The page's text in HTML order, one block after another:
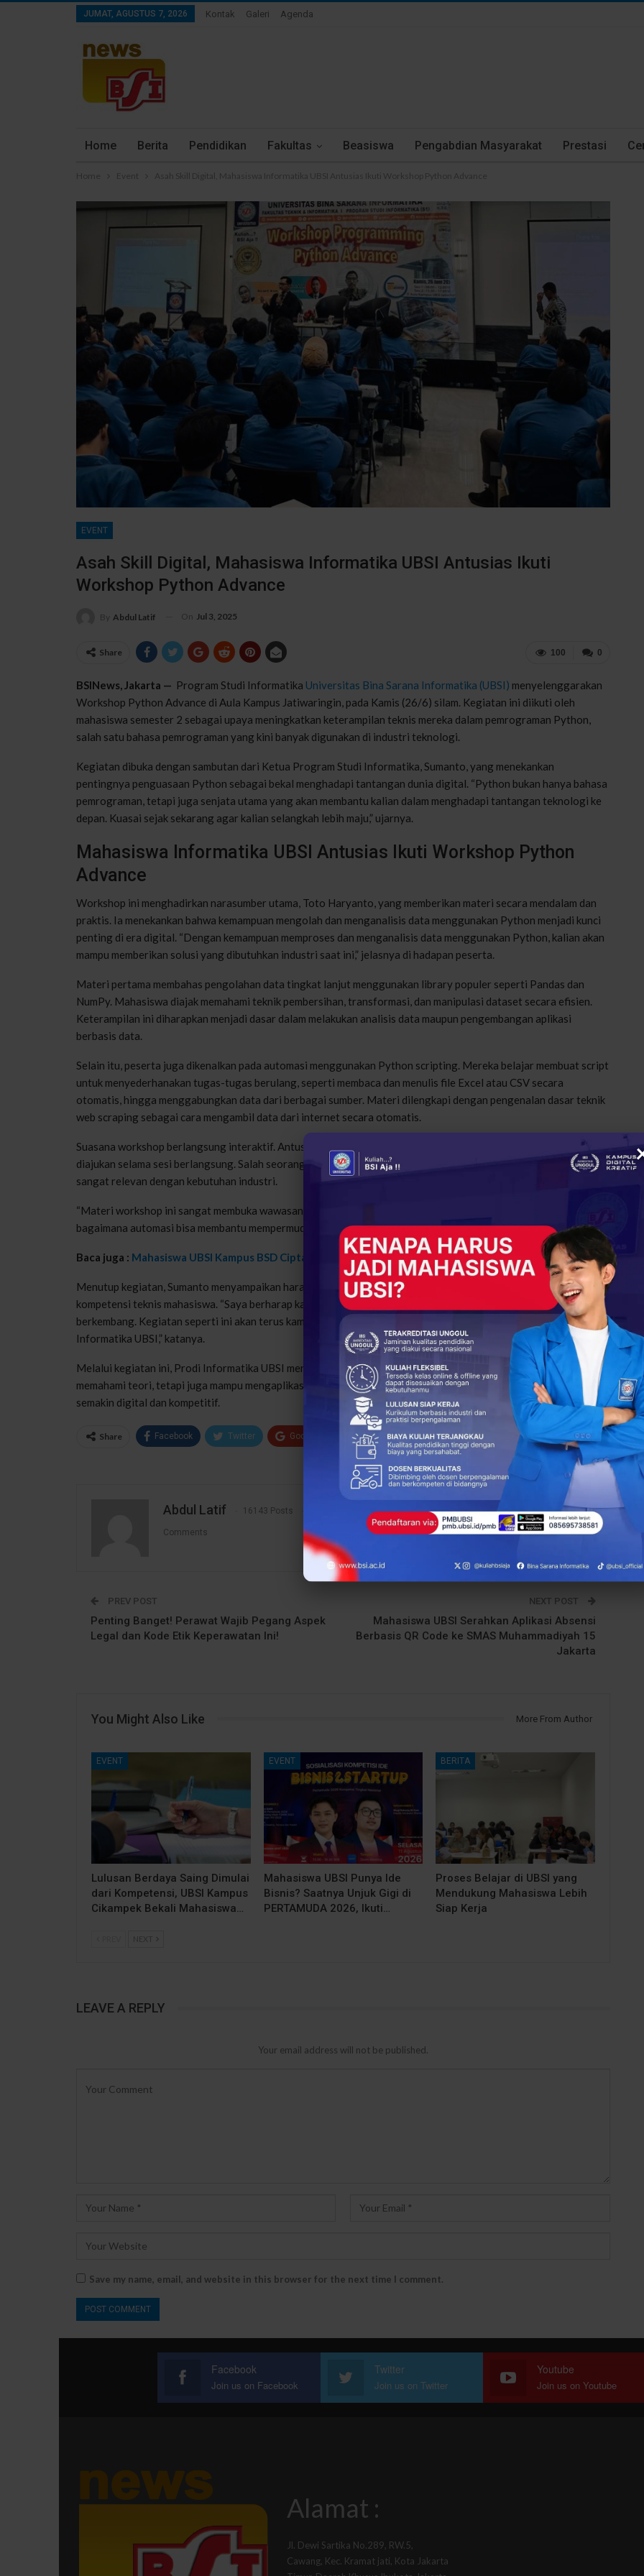
JUMAT, AGUSTUS 7, 2026 Kontak Galeri Agenda
Home Berita Pendidikan Fakultas Beasiswa Pengabdian Masyarakat Prestasi
Home Event Asah Skill Digital, Mahasiswa Informatika UBSI Antusias Ikuti Workshop Python Advance
EVENT
Asah Skill Digital, Mahasiswa Informatika UBSI Antusias Ikuti
Workshop Python Advance
By Abdul Latif On Jul 3, 2025
0
100
Share
BSINews, Jakarta — Program Studi Informatika Universitas Bina Sarana Informatika (UBSI) menyelenggarakan
Workshop Python Advance di Aula Kampus Jatiwaringin, pada Kamis (26/6) silam. Kegiatan ini diikuti oleh
mahasiswa semester 2 sebagai upaya meningkatkan keterampilan teknis mereka dalam pemrograman Python,
salah satu bahasa pemrograman yang kini banyak digunakan di industri teknologi.
Kegiatan dibuka dengan sambutan dari Ketua Program Studi Informatika, Sumanto, yang menekankan
pentingnya penguasaan Python sebagai bekal menghadapi tantangan dunia digital. “Python bukan hanya bahasa
pemrograman, tetapi juga senjata utama yang akan membantu kalian dalam menghadapi tantangan teknologi ke
depan. Kuasai sejak sekarang agar kalian selangkah lebih maju,” ujarnya.
Mahasiswa Informatika UBSI Antusias Ikuti Workshop Python
Advance
Workshop ini menghadirkan narasumber utama, Toto Haryanto, yang memberikan materi secara mendalam dan
praktis. Ia menekankan bahwa kemampuan mengolah dan menganalisis data menggunakan Python menjadi kunci
penting di era digital. “Dengan kemampuan memproses dan menganalisis data menggunakan Python, kalian akan
mampu memberikan solusi yang dibutuhkan industri saat ini,” jelasnya di hadapan peserta.
Materi pertama membahas pengolahan data tingkat lanjut menggunakan library populer seperti Pandas dan
NumPy. Mahasiswa diajak memahami teknik pembersihan, transformasi, dan manipulasi dataset secara efisien.
Keterampilan ini diharapkan menjadi dasar dalam melakukan analisis data maupun pengembangan aplikasi
berbasis data.
Selain itu, peserta juga dikenalkan pada automasi menggunakan Python scripting. Mereka belajar membuat script
untuk menyederhanakan tugas-tugas berulang, seperti membaca dan menulis file Excel atau CSV secara
otomatis, hingga menggabungkan data dari berbagai sumber. Materi dilengkapi dengan pengenalan dasar teknik
web scraping sebagai cara mengambil data dari internet secara otomatis.
Suasana workshop berlangsung interaktif. Antusiasme mahasiswa terlihat dari banyaknya pertanyaan yang
diajukan selama sesi berlangsung. Salah seorang peserta menyampaikan kesannya bahwa materi yang diberikan
sangat relevan dengan kebutuhan industri.
“Materi workshop ini sangat membuka wawasan kami tentang penggunaan Python di dunia kerja. Terutama
bagaimana automasi bisa membantu mempermudah pekerjaan yang biasanya memakan waktu lama,” tuturnya.
Baca juga : Mahasiswa UBSI Kampus BSD Ciptakan Game Sensor Tangan Berbasis Python
Menutup kegiatan, Sumanto menyampaikan harapannya agar workshop ini menjadi awal dari penguatan
kompetensi teknis mahasiswa. “Saya berharap kalian semua semakin percaya diri untuk terus belajar dan
berkembang. Kegiatan seperti ini akan terus kami dukung untuk meningkatkan kualitas lulusan Program Studi
Informatika UBSI,” katanya.
Melalui kegiatan ini, Prodi Informatika UBSI menegaskan komitmennya dalam mencetak lulusan yang tidak hanya
memahami teori, tetapi juga mampu mengaplikasikan keterampilan pemrograman Python dalam dunia kerja yang
semakin digital dan kompetitif.
100
Share Facebook Twitter Google+ ReddIt
Abdul Latif 16143 Posts
Comments
PREV POST
Penting Banget! Perawat Wajib Pegang Aspek
Legal dan Kode Etik Keperawatan Ini!
NEXT POST
Mahasiswa UBSI Serahkan Aplikasi Absensi
Berbasis QR Code ke SMAS Muhammadiyah 15
Jakarta
You Might Also Like More From Author
EVENT
Lulusan Berdaya Saing Dimulai
dari Kompetensi, UBSI Kampus
Cikampek Bekali Mahasiswa…
EVENT
Mahasiswa UBSI Punya Ide
Bisnis? Saatnya Unjuk Gigi di
PERTAMUDA 2026, Ikuti…
BERITA
Proses Belajar di UBSI yang
Mendukung Mahasiswa Lebih
Siap Kerja
NEXT
LEAVE A REPLY
Your email address will not be published.
Save my name, email, and website in this browser for the next time I comment.
Facebook
Join us on Facebook
Twitter
Join us on Twitter
Youtube
Join us on Youtube
Alamat :
Jl. Dewi Sartika No.289, RW.5,
Cawang, Kec. Kramat jati, Kota Jakarta